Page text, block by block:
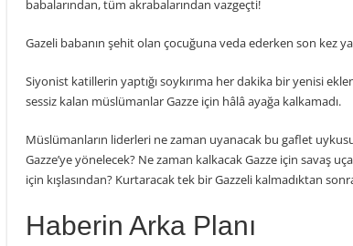
babalarından, tüm akrabalarından vazgeçti!
Gazeli babanın şehit olan çocuğuna veda ederken son kez
Siyonist katillerin yaptığı soykırıma her dakika bir yenisi
sessiz kalan müslümanlar Gazze için hâlâ ayağa kalkamadı.
Müslümanların liderleri ne zaman uyanacak bu gaflet
Gazze’ye yönelecek? Ne zaman kalkacak Gazze için savaş
için kışlasından? Kurtaracak tek bir Gazzeli kalmadıktan
Haberin Arka Planı